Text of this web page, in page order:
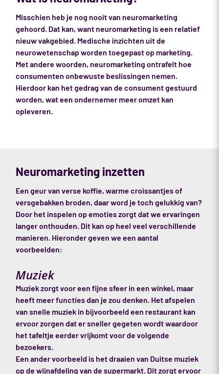
Misschien heb je nog nooit van neuromarketing
gehoord. Dat kan, want neuromarketing is een relatief
nieuw vakgebied. Medische inzichten uit de
neurowetenschap worden toegepast op marketing.
Met andere woorden, neuromarketing ontrafelt hoe
consumenten onbewuste beslissingen nemen.
Hierdoor kan het gedrag van de consument gestuurd
worden, wat een ondernemer meer omzet kan
opleveren.
Neuromarketing inzetten
Een geur van verse koffie, warme croissantjes of
versgebakken broden, daar word je toch gelukkig van?
Door het inspelen op emoties zorgt dat we ervaringen
langer onthouden. Dit kan op heel veel verschillende
manieren. Hieronder geven we een aantal
voorbeelden:
Muziek
Muziek zorgt voor een fijne sfeer in een winkel, maar
heeft meer functies dan je zou denken. Het afspelen
van snelle muziek in bijvoorbeeld een restaurant kan
ervoor zorgen dat er sneller gegeten wordt waardoor
het tafeltje eerder vrijkomt voor de volgende
bezoekers.
Een ander voorbeeld is het draaien van Duitse muziek
op de wijnafdeling van de supermarkt. Dit zorgt ervoor